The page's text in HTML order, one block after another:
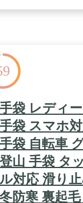
手袋 レディ
手袋 スマホ
手袋 自転車
登山 手袋 タ
ル対応 滑り
冬防寒 裏起